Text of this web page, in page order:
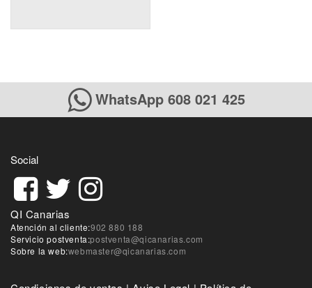
WhatsApp 608 021 425
Social
QI Canarias
Atención al cliente:902 880 188
Servicio postventa:postventa@qicanarias.com
Sobre la web:webmaster@qicanarias.com